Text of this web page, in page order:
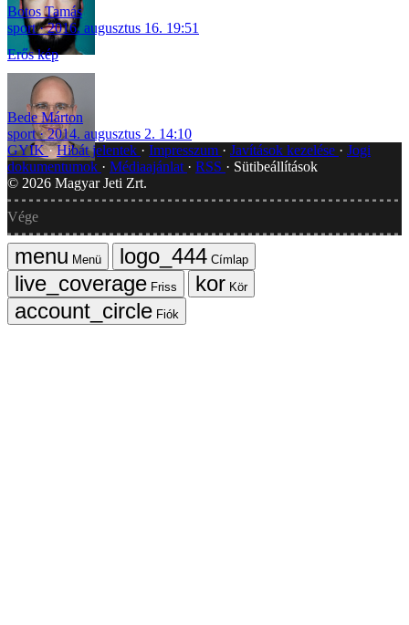
Botos Tamás
sport
2016. augusztus 16. 19:51
Erős kép
Bede Márton
sport
2014. augusztus 2. 14:10
GYIK Hibát jelentek Impresszum Javítások kezelése
Jogi
dokumentumok
Médiaajánlat RSS
Sütibeállítások
© 2026 Magyar Jeti Zrt.
Vége
Menü
Címlap
Friss
Kör
Fiók